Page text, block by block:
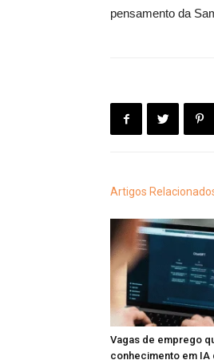
pensamento da
Artigos
Vagas de emprego
conhecimento em